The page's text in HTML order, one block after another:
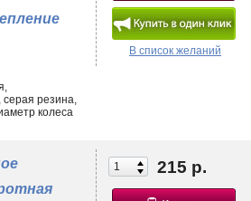
В список желаний
резина,
колеса
215 р.